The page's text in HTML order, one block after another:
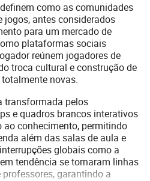
como as comunidades
jogos, antes considerados
para um mercado de
plataformas sociais
reúnem jogadores de
troca cultural e construção de
novas.
transformada pelos
e quadros brancos interativos
conhecimento, permitindo
além das salas de aula e
globais como a
tendência se tornaram linhas
garantindo a